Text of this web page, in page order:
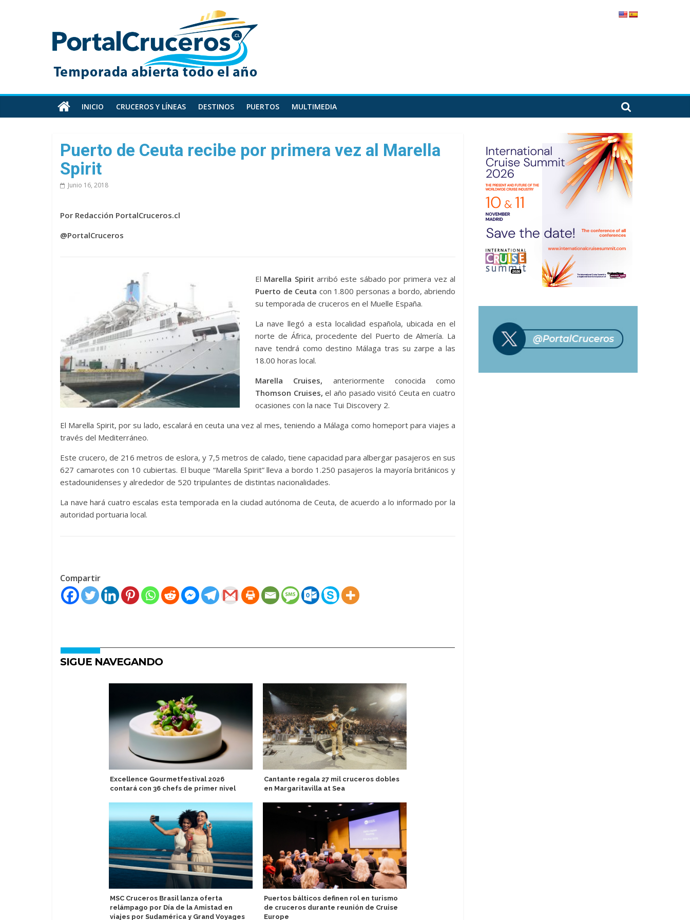
PortalCruceros
Toda
información
cruceros
en
un
sitio
INICIO CRUCEROS Y LÍNEAS DESTINOS PUERTOS MULTIMEDIA
Puerto de Ceuta recibe por primera vez al Marella
Spirit
Junio 16, 2018
Por Redacción PortalCruceros.cl
@PortalCruceros
El Marella Spirit arribó este sábado por primera vez al
Puerto de Ceuta con 1.800 personas a bordo, abriendo
su temporada de cruceros en el Muelle España.
La nave llegó a esta localidad española, ubicada en el
norte de África, procedente del Puerto de Almería. La
nave tendrá como destino Málaga tras su zarpe a las
18.00 horas local.
Marella Cruises, anteriormente conocida como
Thomson Cruises, el año pasado visitó Ceuta en cuatro
ocasiones con la nace Tui Discovery 2.
El Marella Spirit, por su lado, escalará en ceuta una vez al mes, teniendo a Málaga como homeport para viajes a
través del Mediterráneo.
Este crucero, de 216 metros de eslora, y 7,5 metros de calado, tiene capacidad para albergar pasajeros en sus
627 camarotes con 10 cubiertas. El buque “Marella Spirit” lleva a bordo 1.250 pasajeros la mayoría británicos y
estadounidenses y alrededor de 520 tripulantes de distintas nacionalidades.
La nave hará cuatro escalas esta temporada en la ciudad autónoma de Ceuta, de acuerdo a lo informado por la
autoridad portuaria local.
Compartir
SIGUE NAVEGANDO
Excellence Gourmetfestival 2026
contará con 36 chefs de primer nivel
MSC Cruceros Brasil lanza oferta
relámpago por Día de la Amistad en
viajes por Sudamérica y Grand Voyages
Cantante regala 27 mil cruceros dobles
en Margaritavilla at Sea
Puertos bálticos definen rol en turismo
de cruceros durante reunión de Cruise
Europe